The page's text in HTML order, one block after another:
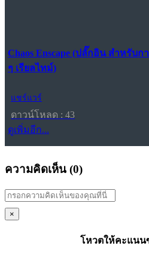
Chaos Enscape (ปลั๊กอิน สำหรับ
ๆ เรียลไทม์)
แชร์แวร์
ดาวน์โหลด : 43
ดูเพิ่มอีก...
ความคิดเห็น (0)
×
โหวตให้คะแนน